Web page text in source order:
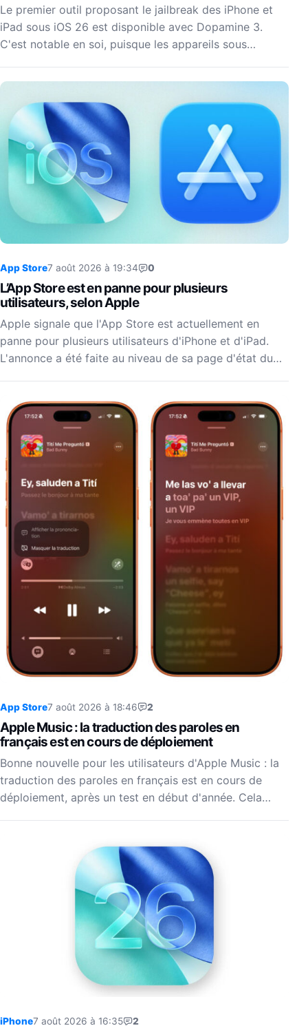
Le premier outil proposant le jailbreak des iPhone et
iPad sous iOS 26 est disponible avec Dopamine 3.
C'est notable en soi, puisque les appareils sous…
App Store7 août 2026 à 19:34 0
L’App Store est en panne pour plusieurs
utilisateurs, selon Apple
Apple signale que l'App Store est actuellement en
panne pour plusieurs utilisateurs d'iPhone et d'iPad.
L'annonce a été faite au niveau de sa page d'état du…
App Store7 août 2026 à 18:46 2
Apple Music : la traduction des paroles en
français est en cours de déploiement
Bonne nouvelle pour les utilisateurs d'Apple Music : la
traduction des paroles en français est en cours de
déploiement, après un test en début d'année. Cela…
iPhone7 août 2026 à 16:35 2